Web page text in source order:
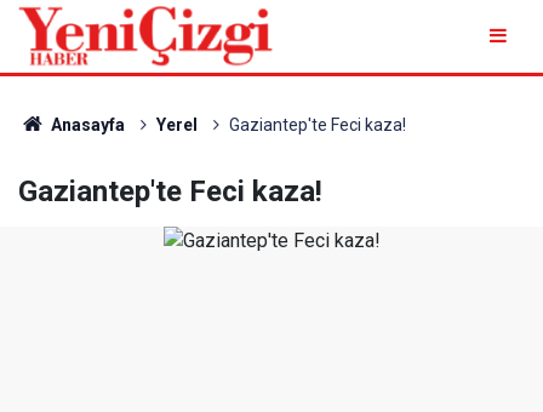
Anasayfa Yerel Gaziantep'te Feci kaza!
Gaziantep'te Feci kaza!